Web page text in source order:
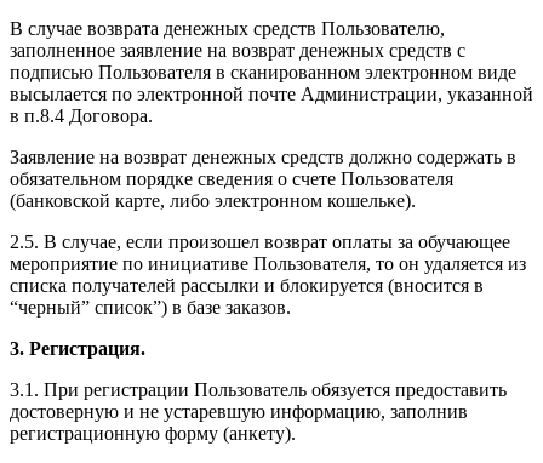
В случае возврата денежных средств Пользователю,
заполненное заявление на возврат денежных средств с
подписью Пользователя в сканированном электронном виде
высылается по электронной почте Администрации, указанной
в п.8.4 Договора.
Заявление на возврат денежных средств должно содержать в
обязательном порядке сведения о счете Пользователя
(банковской карте, либо электронном кошельке).
2.5. В случае, если произошел возврат оплаты за обучающее
мероприятие по инициативе Пользователя, то он удаляется из
списка получателей рассылки и блокируется (вносится в
“черный” список”) в базе заказов.
3. Регистрация.
3.1. При регистрации Пользователь обязуется предоставить
достоверную и не устаревшую информацию, заполнив
регистрационную форму (анкету).